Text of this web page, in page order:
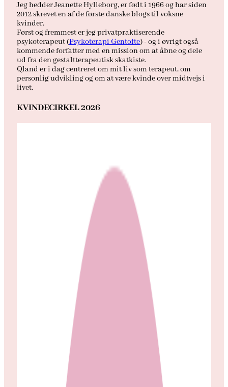
Jeg hedder Jeanette Hylleborg, er født i 1966 og har siden
2012 skrevet en af de første danske blogs til voksne
kvinder.
Først og fremmest er jeg privatpraktiserende
psykoterapeut (Psykoterapi Gentofte) - og i øvrigt også
kommende forfatter med en mission om at åbne og dele
ud fra den gestaltterapeutisk skatkiste.
Qland er i dag centreret om mit liv som terapeut, om
personlig udvikling og om at være kvinde over midtvejs i
livet.
KVINDECIRKEL 2026